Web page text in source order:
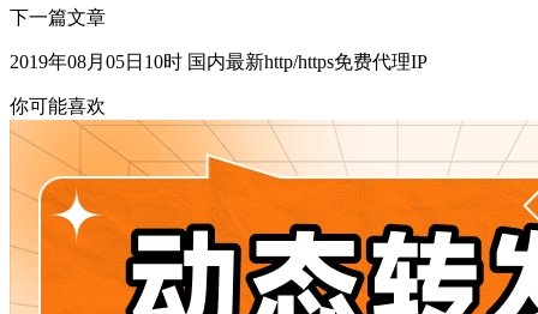
下一篇文章
2019年08月05日10时 国内最新http/https免费代理IP
你可能喜欢